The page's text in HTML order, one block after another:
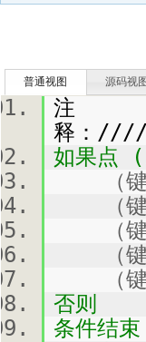
普通视图 源码视图
注
释
如果点
（键
（键
（键
（键
（键
否则
条件结束